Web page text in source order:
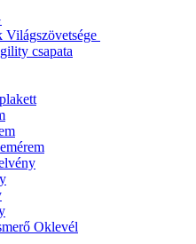
Világszövetsége
csapata
Oklevél